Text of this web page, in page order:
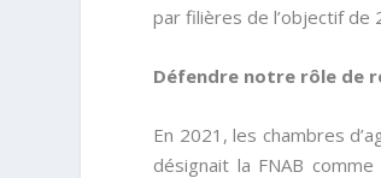
par filières de l’objectif de
Défendre notre rôle de
En 2021, les chambres
désignait la FNAB